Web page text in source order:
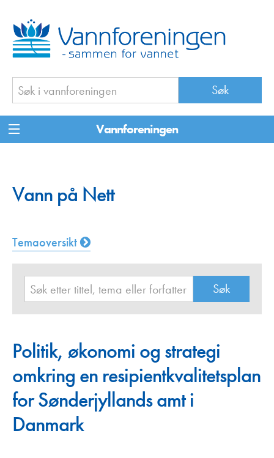
Vannforeningen
Vann på Nett
Temaoversikt
Politik, økonomi og strategi
omkring en resipientkvalitetsplan
for Sønderjyllands amt i
Danmark